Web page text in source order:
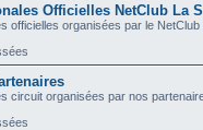
Officielles NetClub La
officielles organisées par le NetClub
circuit organisées par nos